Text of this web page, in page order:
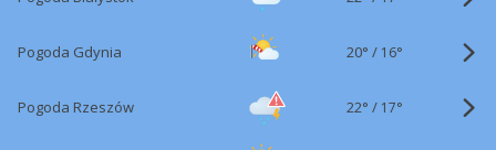
Pogoda Gdynia 20° / 16°
Pogoda Rzeszów 22° / 17°